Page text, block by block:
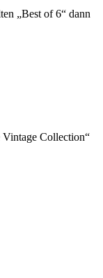
„Best of 6“ dann
Vintage Collection“